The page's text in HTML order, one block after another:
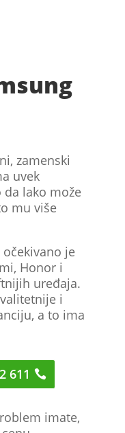
zamenski
uvek
lako može
mu više
očekivano je
Honor i
uređaja.
i
a to ima
611
imate,